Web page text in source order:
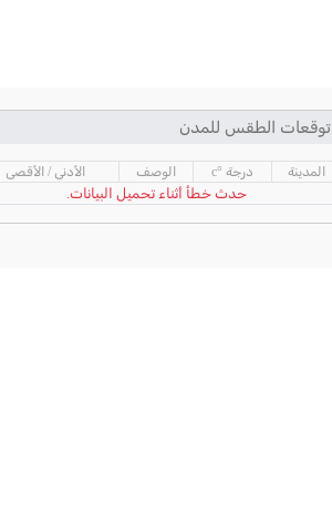
توقعات الطقس للمدن
المدينة درجة °c الوصف الأدنى / الأقصى
حدث خطأ أثناء تحميل البيانات.